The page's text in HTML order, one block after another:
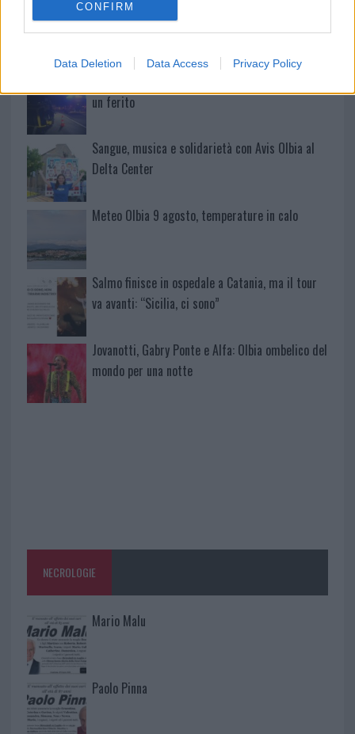
CONFIRM
Data Deletion Data Access Privacy Policy
Incidente sulla provinciale 125, paura tra Olbia e
Arzachena
un ferito
Sangue, musica e solidarietà con Avis Olbia al
Delta Center
Meteo Olbia 9 agosto, temperature in calo
Salmo finisce in ospedale a Catania, ma il tour
va avanti: “Sicilia, ci sono”
Jovanotti, Gabry Ponte e Alfa: Olbia ombelico del
mondo per una notte
NECROLOGIE
Mario Malu
Paolo Pinna